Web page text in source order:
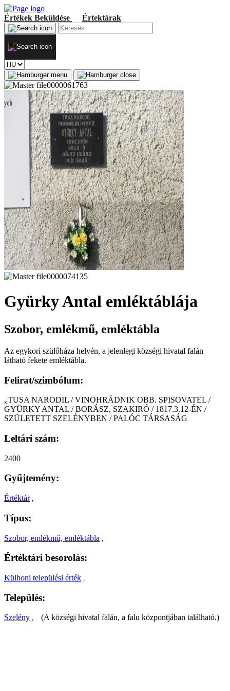
Értékek Beküldése Értektárak
Gyürky Antal emléktáblája
Szobor, emlékmű, emléktábla
Az egykori szülőháza helyén, a jelenlegi községi hivatal falán
látható fekete emléktábla.
Felirat/szimbólum:
„TUSA NARODIL / VINOHRÁDNIK OBB. SPISOVATEL /
GYÜRKY ANTAL / BORÁSZ, SZAKIRÓ / 1817.3.12-ÉN /
SZÜLETETT SZELÉNYBEN / PALÓC TÁRSASÁG
Leltári szám:
2400
Gyűjtemény:
Értéktár ,
Típus:
Szobor, emlékmű, emléktábla
Értéktári besorolás:
Külhoni települési érték
Település:
Szelény , (A községi hivatal falán, a falu központjában található.)